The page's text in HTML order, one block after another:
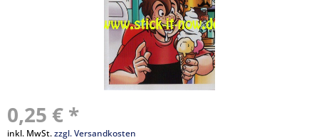
0,25 € *
inkl. MwSt.zzgl. Versandkosten